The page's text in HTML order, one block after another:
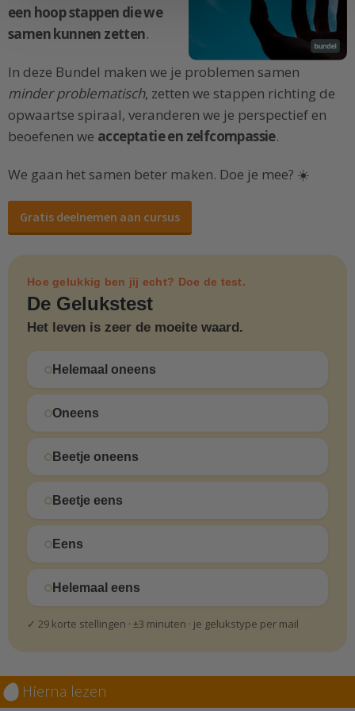
een hoop stappen die we
samen kunnen zetten.
In deze Bundel maken we je problemen samen
minder problematisch, zetten we stappen richting de
opwaartse spiraal, veranderen we je perspectief en
beoefenen we acceptatie en zelfcompassie.
We gaan het samen beter maken. Doe je mee? ☀️
Gratis deelnemen aan cursus
Hoe gelukkig ben jij echt? Doe de test.
De Gelukstest
Het leven is zeer de moeite waard.
Helemaal oneens
Oneens
Beetje oneens
Beetje eens
Eens
Helemaal eens
✓ 29 korte stellingen · ±3 minuten · je gelukstype per mail
Hierna lezen